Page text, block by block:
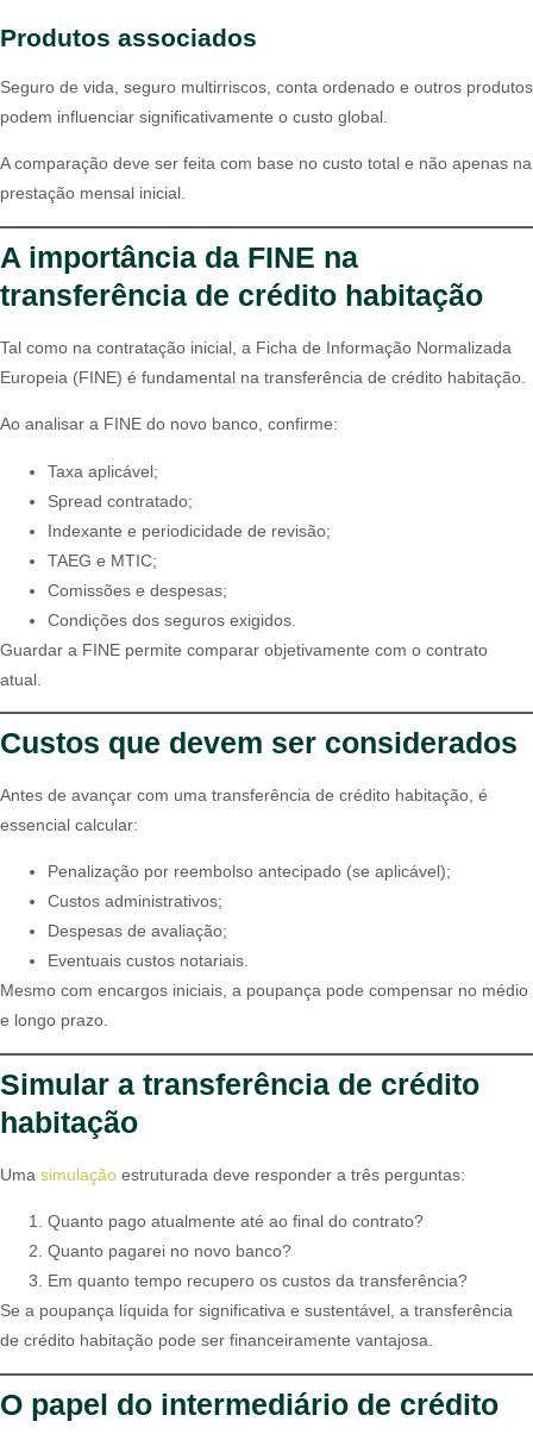
Produtos associados
Seguro de vida, seguro multirriscos, conta ordenado e outros produtos
podem influenciar significativamente o custo global.
A comparação deve ser feita com base no custo total e não apenas na
prestação mensal inicial.
A importância da FINE na
transferência de crédito habitação
Tal como na contratação inicial, a Ficha de Informação Normalizada
Europeia (FINE) é fundamental na transferência de crédito habitação.
Ao analisar a FINE do novo banco, confirme:
Taxa aplicável;
Spread contratado;
Indexante e periodicidade de revisão;
TAEG e MTIC;
Comissões e despesas;
Condições dos seguros exigidos.
Guardar a FINE permite comparar objetivamente com o contrato
atual.
Custos que devem ser considerados
Antes de avançar com uma transferência de crédito habitação, é
essencial calcular:
Penalização por reembolso antecipado (se aplicável);
Custos administrativos;
Despesas de avaliação;
Eventuais custos notariais.
Mesmo com encargos iniciais, a poupança pode compensar no médio
e longo prazo.
Simular a transferência de crédito
habitação
Uma simulação estruturada deve responder a três perguntas:
Quanto pago atualmente até ao final do contrato?
Quanto pagarei no novo banco?
Em quanto tempo recupero os custos da transferência?
Se a poupança líquida for significativa e sustentável, a transferência
de crédito habitação pode ser financeiramente vantajosa.
O papel do intermediário de crédito